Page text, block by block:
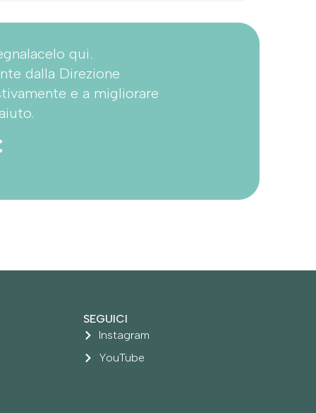
qui.
dalla Direzione
e a migliorare
SEGUICI
Instagram
YouTube